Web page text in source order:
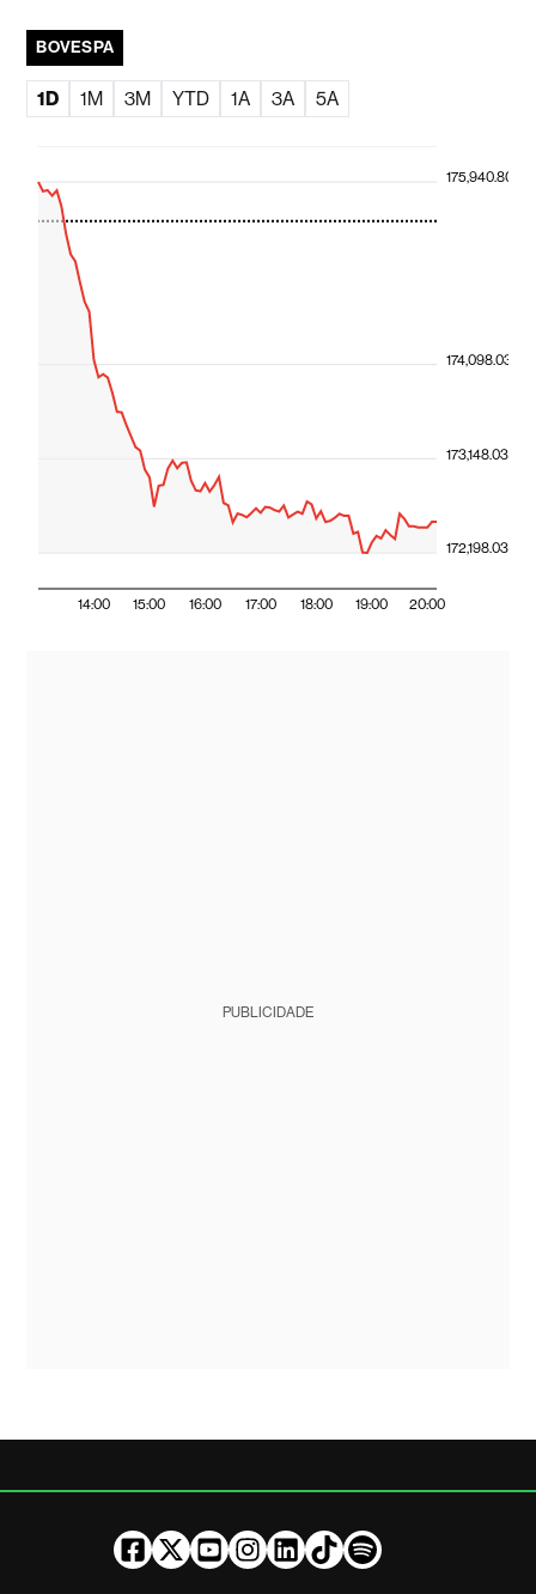
BOVESPA
1D 1M 3M YTD 1A 3A 5A
14:00 15:00 16:00 17:00 18:00 19:00 20:00
172,198.03
173,148.03
174,098.03
175,940.80
PUBLICIDADE